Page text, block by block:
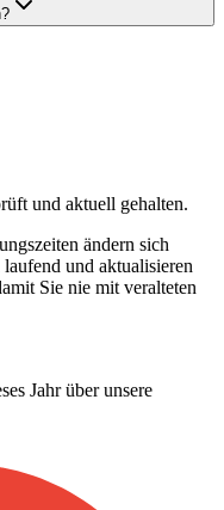
und aktuell gehalten.
ändern sich
und aktualisieren
Sie nie mit veralteten
Jahr über unsere